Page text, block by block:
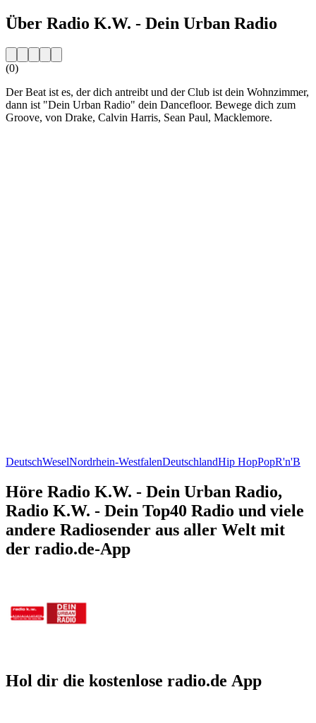
Über Radio K.W. - Dein Urban Radio
(0)
Der Beat ist es, der dich antreibt und der Club ist dein Wohnzimmer,
dann ist "Dein Urban Radio" dein Dancefloor. Bewege dich zum
Groove, von Drake, Calvin Harris, Sean Paul, Macklemore.
DeutschWeselNordrhein-WestfalenDeutschlandHip HopPopR'n'B
Höre Radio K.W. - Dein Urban Radio,
Radio K.W. - Dein Top40 Radio und viele
andere Radiosender aus aller Welt mit
der radio.de-App
Hol dir die kostenlose radio.de App